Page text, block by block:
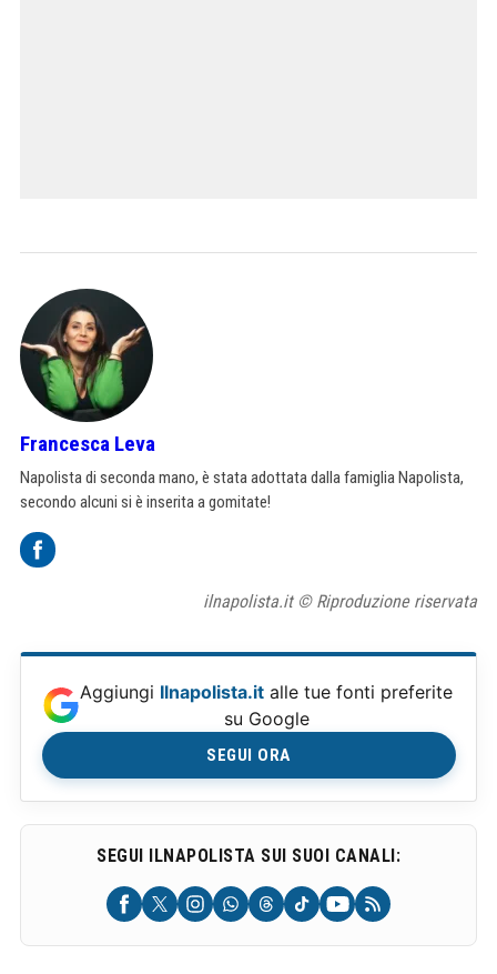
Francesca Leva
Napolista di seconda mano, è stata adottata dalla famiglia Napolista,
secondo alcuni si è inserita a gomitate!
ilnapolista.it © Riproduzione riservata
Aggiungi Ilnapolista.it alle tue fonti preferite
su Google
SEGUI ORA
SEGUI ILNAPOLISTA SUI SUOI CANALI: